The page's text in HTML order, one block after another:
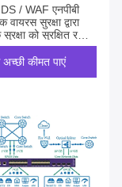
/ WAF एनपीबी
सुरक्षा द्वारा
को सुरक्षित रखने
है
कीमत पाएं